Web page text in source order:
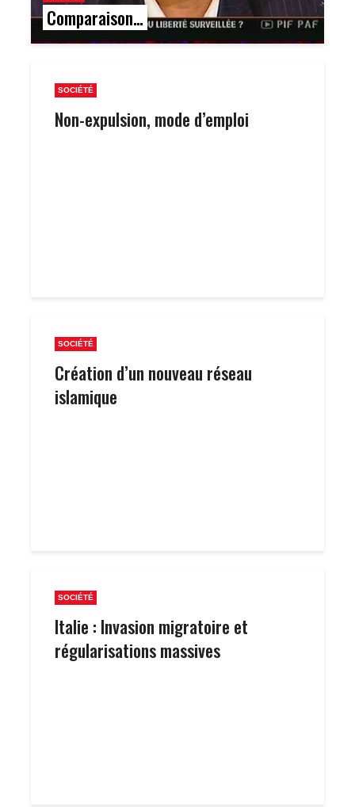
Comparaison…
SOCIÉTÉ
Non-expulsion, mode d’emploi
SOCIÉTÉ
Création d’un nouveau réseau
islamique
SOCIÉTÉ
Italie : Invasion migratoire et
régularisations massives